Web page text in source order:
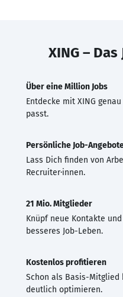
XING –
Über eine Million Jobs
Entdecke mit XING
passt.
Persönliche Job-
Lass Dich finden von
Recruiter·innen.
21 Mio. Mitglieder
Knüpf neue Kontakte
besseres Job-Leben.
Kostenlos profitieren
Schon als Basis-Mitglied
deutlich optimieren.